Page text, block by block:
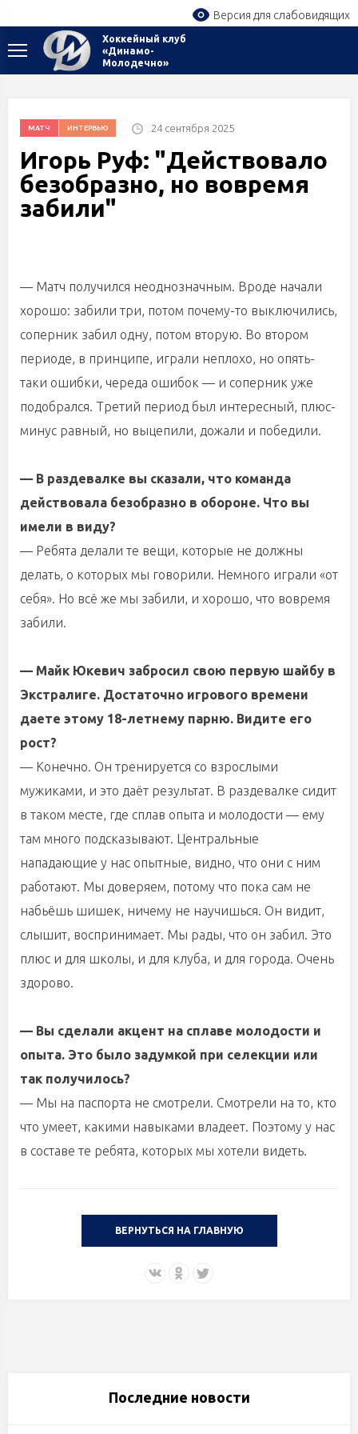
Версия для слабовидящих
Хоккейный клуб
«Динамо-
Молодечно»
МАТЧ ИНТЕРВЬЮ 24 сентября 2025
Игорь Руф: "Действовало
безобразно, но вовремя
забили"
— Матч получился неоднозначным. Вроде начали
хорошо: забили три, потом почему-то выключились,
соперник забил одну, потом вторую. Во втором
периоде, в принципе, играли неплохо, но опять-
таки ошибки, череда ошибок — и соперник уже
подобрался. Третий период был интересный, плюс-
минус равный, но выцепили, дожали и победили.
— В раздевалке вы сказали, что команда
действовала безобразно в обороне. Что вы
имели в виду?
— Ребята делали те вещи, которые не должны
делать, о которых мы говорили. Немного играли «от
себя». Но всё же мы забили, и хорошо, что вовремя
забили.
— Майк Юкевич забросил свою первую шайбу в
Экстралиге. Достаточно игрового времени
даете этому 18-летнему парню. Видите его
рост?
— Конечно. Он тренируется со взрослыми
мужиками, и это даёт результат. В раздевалке сидит
в таком месте, где сплав опыта и молодости — ему
там много подсказывают. Центральные
нападающие у нас опытные, видно, что они с ним
работают. Мы доверяем, потому что пока сам не
набьёшь шишек, ничему не научишься. Он видит,
слышит, воспринимает. Мы рады, что он забил. Это
плюс и для школы, и для клуба, и для города. Очень
здорово.
— Вы сделали акцент на сплаве молодости и
опыта. Это было задумкой при селекции или
так получилось?
— Мы на паспорта не смотрели. Смотрели на то, кто
что умеет, какими навыками владеет. Поэтому у нас
в составе те ребята, которых мы хотели видеть.
ВЕРНУТЬСЯ НА ГЛАВНУЮ
Последние новости